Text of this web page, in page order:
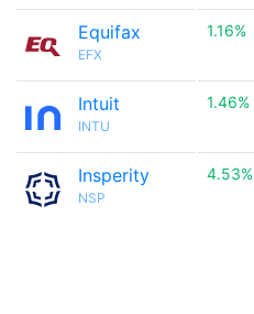
Equifax
EFX
1.16%
Intuit
INTU
1.46%
Insperity
NSP
4.53%